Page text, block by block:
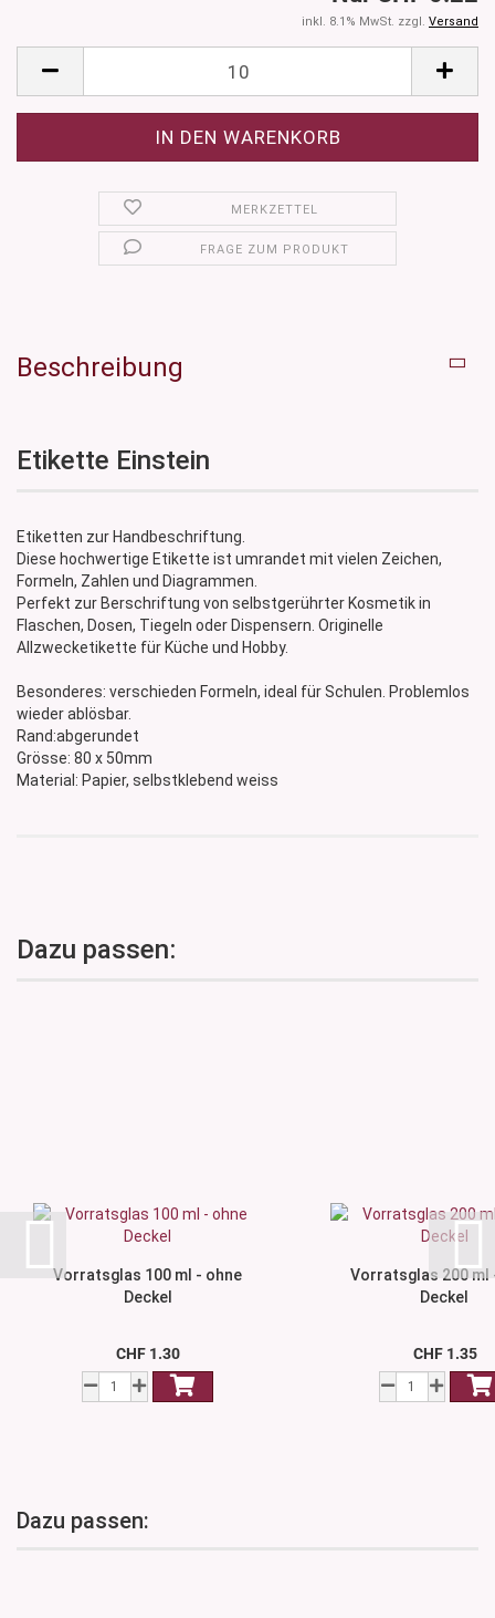
inkl. 8.1% MwSt. zzgl. Versand
MERKZETTEL
FRAGE ZUM PRODUKT
Beschreibung
Etikette Einstein
Etiketten zur Handbeschriftung.
Diese hochwertige Etikette ist umrandet mit vielen Zeichen,
Formeln, Zahlen und Diagrammen.
Perfekt zur Berschriftung von selbstgerührter Kosmetik in
Flaschen, Dosen, Tiegeln oder Dispensern. Originelle
Allzwecketikette für Küche und Hobby.
Besonderes: verschieden Formeln, ideal für Schulen. Problemlos
wieder ablösbar.
Rand:abgerundet
Grösse: 80 x 50mm
Material: Papier, selbstklebend weiss
Dazu passen:
Vorratsglas 100 ml - ohne
Deckel
CHF 1.30
Vorratsglas 200 ml
Deckel
CHF 1.35
Dazu passen: